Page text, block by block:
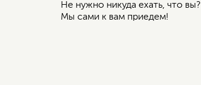
Не нужно никуда ехать, что вы?
Мы сами к вам приедем!